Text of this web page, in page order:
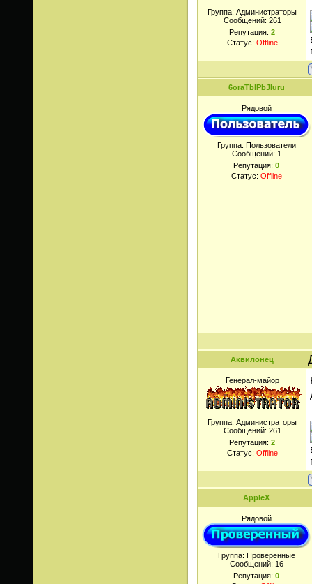
Группа: Администраторы
Сообщений: 261
Репутация: 2
Статус: Offline
6oraTblPbJIuru
Рядовой
Группа: Пользователи
Сообщений: 1
Репутация: 0
Статус: Offline
Аквилонец
Генерал-майор
Группа: Администраторы
Сообщений: 261
Репутация: 2
Статус: Offline
AppleX
Рядовой
Группа: Проверенные
Сообщений: 16
Репутация: 0